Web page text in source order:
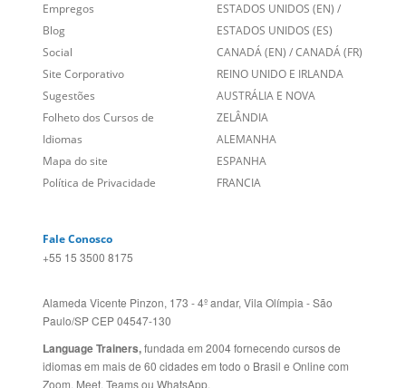
Blog
Social
Site Corporativo
Sugestões
Folheto dos Cursos de
Idiomas
Mapa do site
Política de Privacidade
ESTADOS UNIDOS (ES)
CANADÁ (EN)/CANADÁ (FR)
REINO UNIDO E IRLANDA
AUSTRÁLIA E NOVA
ZELÂNDIA
ALEMANHA
ESPANHA
FRANCIA
+55 15 3500 8175
Paulo/SP CEP 04547-130
Language Trainers,fundada em 2004 fornecendo cursos de
idiomas em mais de 60 cidades em todo o Brasil e Online com
Zoom, Meet, Teams ou WhatsApp.